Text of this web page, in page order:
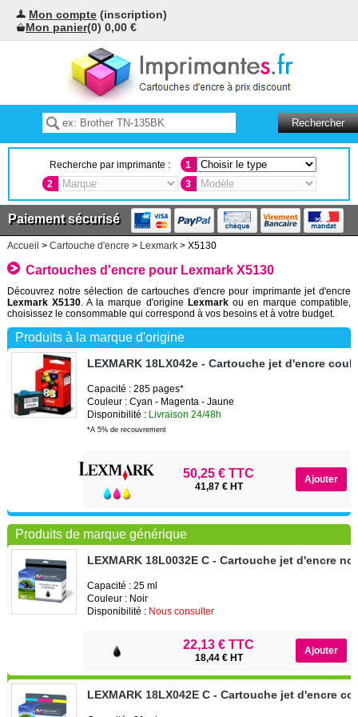
Mon compte (inscription)
Mon panier(0) 0,00 €
Recherche par imprimante :
1
2
3
Paiement sécurisé
Accueil > Cartouche d'encre > Lexmark> X5130
Cartouches d'encre pour Lexmark X5130
Découvrez notre sélection de cartouches d'encre pour imprimante jet d'encre
Lexmark X5130 . A la marque d'origine Lexmarkou en marque compatible,
choisissez le consommable qui correspond à vos besoins et à votre budget.
Produits à la marque d'origine
LEXMARK 18LX042e - Cartouche jet d'encre
Capacité : 285 pages*
Couleur : Cyan - Magenta - Jaune
Disponibilité : Livraison 24/48h
*A 5% de recouvrement
50,25 € TTC
41,87 € HT
Produits de marque générique
LEXMARK 18L0032E C - Cartouche jet d'encre
Capacité : 25 ml
Couleur : Noir
Disponibilité : Nous consulter
22,13 € TTC
18,44 € HT
LEXMARK 18LX042E C - Cartouche jet d'encre